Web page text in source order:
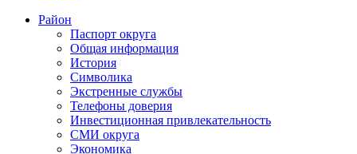
Район
Паспорт округа
Общая информация
История
Символика
Экстренные службы
Телефоны доверия
Инвестиционная привлекательность
СМИ округа
Экономика